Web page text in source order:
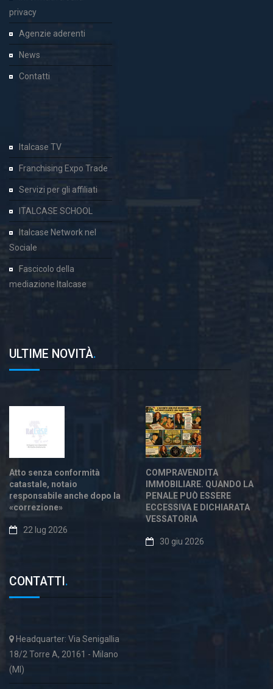
privacy
Agenzie aderenti
News
Contatti
Italcase TV
Franchising Expo Trade
Servizi per gli affiliati
ITALCASE SCHOOL
Italcase Network nel
Sociale
Fascicolo della
mediazione Italcase
ULTIME NOVITÀ.
Atto senza conformità
catastale, notaio
responsabile anche dopo la
«correzione»
22 lug 2026
COMPRAVENDITA
IMMOBILIARE. QUANDO LA
PENALE PUÒ ESSERE
ECCESSIVA E DICHIARATA
VESSATORIA
30 giu 2026
CONTATTI .
Headquarter: Via Senigallia
18/2 Torre A, 20161 - Milano
(MI)